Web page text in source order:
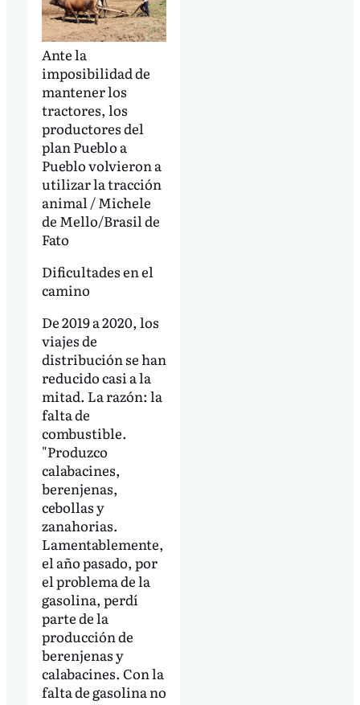
Ante la
imposibilidad de
mantener los
tractores, los
productores del
plan Pueblo a
Pueblo volvieron a
utilizar la tracción
animal / Michele
de Mello/Brasil de
Fato
Dificultades en el
camino
De 2019 a 2020, los
viajes de
distribución se han
reducido casi a la
mitad. La razón: la
falta de
combustible.
"Produzco
calabacines,
berenjenas,
cebollas y
zanahorias.
Lamentablemente,
el año pasado, por
el problema de la
gasolina, perdí
parte de la
producción de
berenjenas y
calabacines. Con la
falta de gasolina no